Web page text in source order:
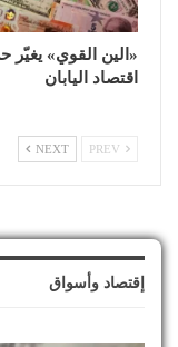
«الين القوي» يغيّر
اقتصاد اليابان
NEXT
إقتصاد وأسواق